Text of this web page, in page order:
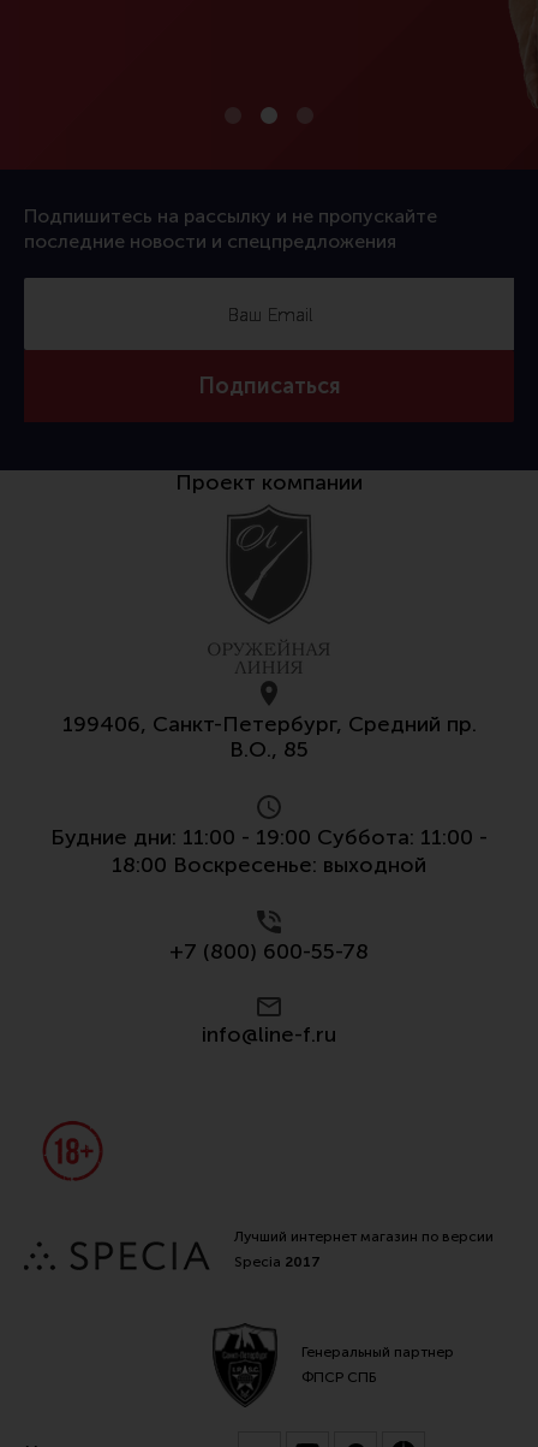
Подпишитесь на рассылку и не пропускайте
последние новости и спецпредложения
Подписаться
Проект компании
199406, Санкт-Петербург, Средний пр.
В.О., 85
Будние дни: 11:00 - 19:00 Суббота: 11:00 -
18:00 Воскресенье: выходной
+7 (800) 600-55-78
info@line-f.ru
Лучший интернет магазин по версии
Specia 2017
Генеральный партнер
ФПСР СПБ